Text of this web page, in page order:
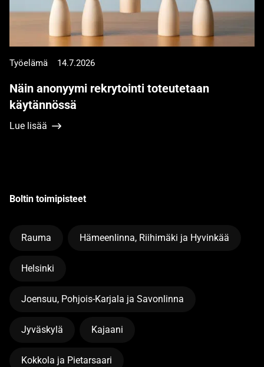
Työelämä 14.7.2026
Näin anonyymi rekrytointi toteutetaan
käytännössä
Lue lisää
Boltin toimipisteet
Rauma Hämeenlinna, Riihimäki ja Hyvinkää
Helsinki
Joensuu, Pohjois-Karjala ja Savonlinna
Jyväskylä Kajaani
Kokkola ja Pietarsaari